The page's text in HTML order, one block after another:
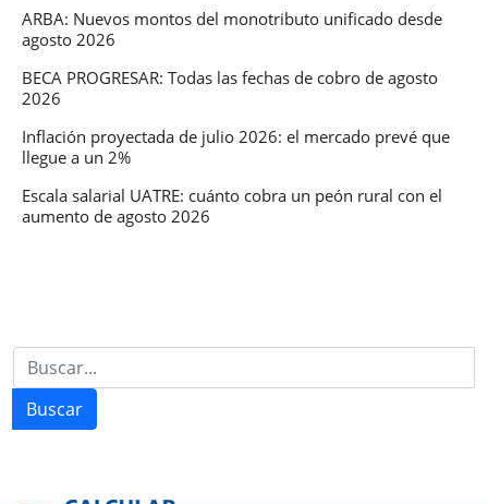
ARBA: Nuevos montos del monotributo unificado desde
agosto 2026
BECA PROGRESAR: Todas las fechas de cobro de agosto
2026
Inflación proyectada de julio 2026: el mercado prevé que
llegue a un 2%
Escala salarial UATRE: cuánto cobra un peón rural con el
aumento de agosto 2026
Buscar